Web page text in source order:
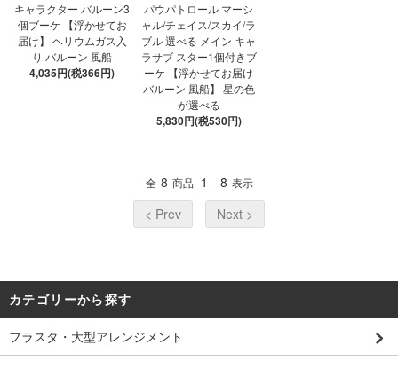
キャラクター バルーン3
個ブーケ 【浮かせてお
届け】 ヘリウムガス入
り バルーン 風船
4,035円(税366円)
パウパトロール マーシ
ャル/チェイス/スカイ/ラ
ブル 選べる メイン キャ
ラサブ スター1個付きブ
ーケ 【浮かせてお届け
バルーン 風船】 星の色
が選べる
5,830円(税530円)
全 8 商品 1 - 8 表示
< Prev Next >
カテゴリーから探す
フラスタ・大型アレンジメント